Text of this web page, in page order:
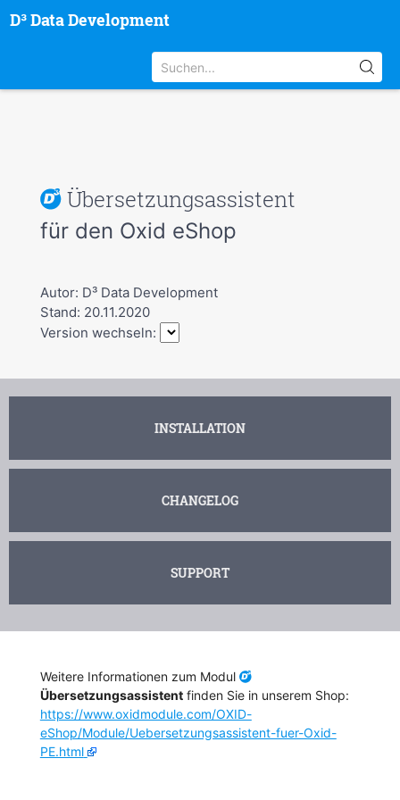
D³ Data Development
Übersetzungsassistent
für den Oxid eShop
Autor: D³ Data Development
Stand: 20.11.2020
Version wechseln:
INSTALLATION
CHANGELOG
SUPPORT
Weitere Informationen zum Modul
Übersetzungsassistentfinden Sie in unserem Shop:
https://www.oxidmodule.com/OXID-
eShop/Module/Uebersetzungsassistent-fuer-Oxid-
PE.html